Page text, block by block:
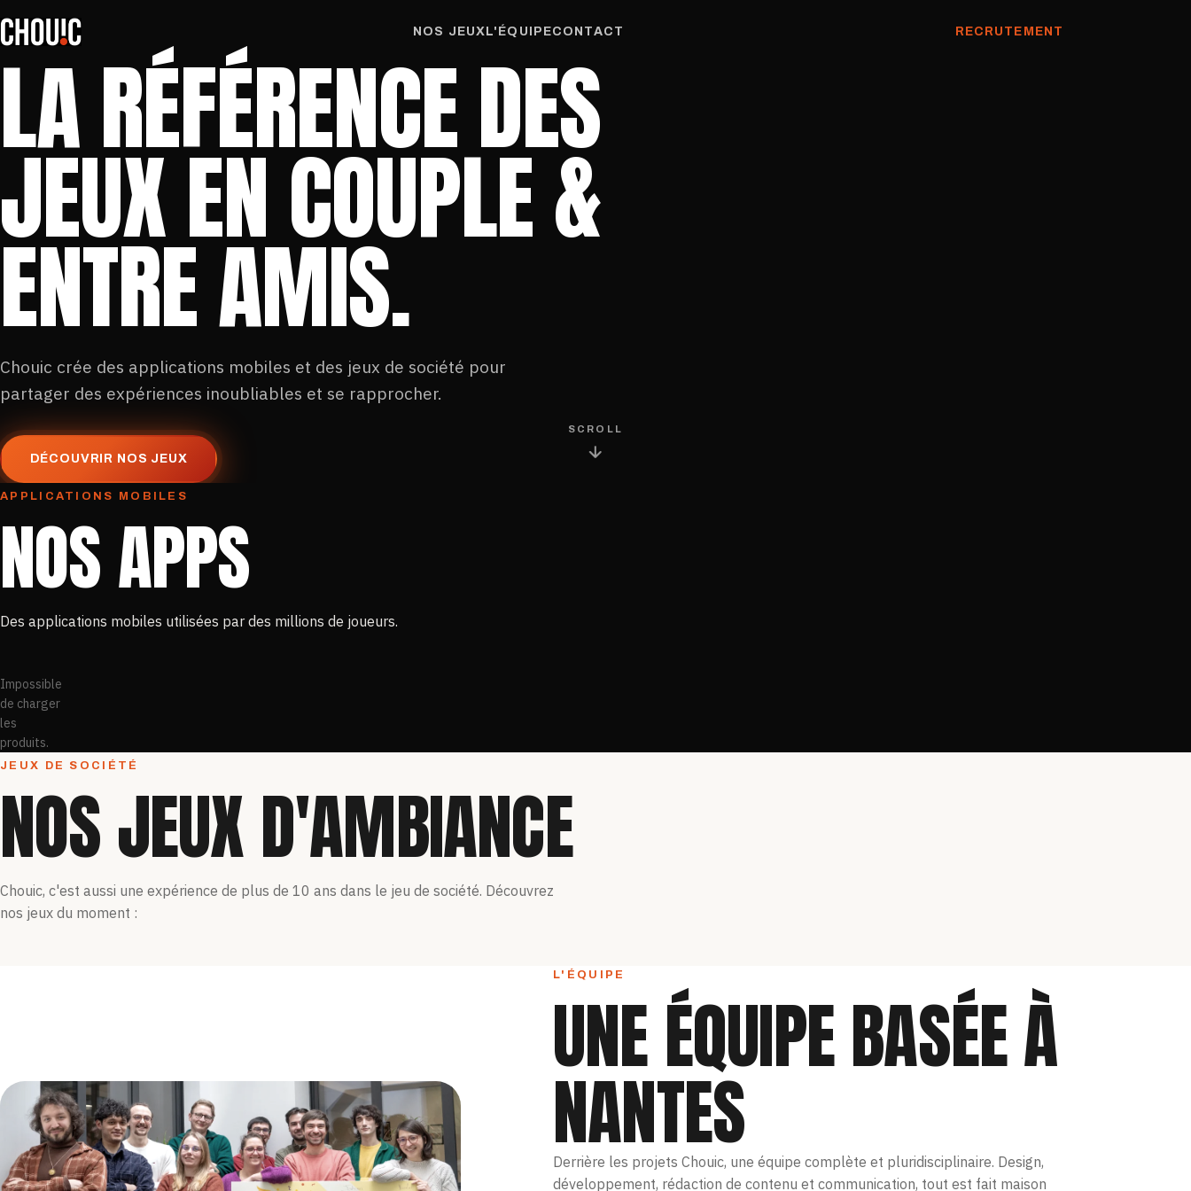
NOS JEUX L'ÉQUIPECONTACT RECRUTEMENT
LA RÉFÉRENCE DES
JEUX EN COUPLE &
ENTRE AMIS.
Chouic crée des applications mobiles et des jeux de société pour
partager des expériences inoubliables et se rapprocher.
DÉCOUVRIR NOS JEUX
SCROLL
APPLICATIONS MOBILES
NOS APPS
Des applications mobiles utilisées par des millions de joueurs.
Impossible
de charger
les
produits.
JEUX DE SOCIÉTÉ
NOS JEUX D'AMBIANCE
Chouic, c'est aussi une expérience de plus de 10 ans dans le jeu de société. Découvrez
nos jeux du moment :
L'ÉQUIPE
UNE ÉQUIPE BASÉE À
NANTES
Derrière les projets Chouic, une équipe complète et pluridisciplinaire. Design,
développement, rédaction de contenu et communication, tout est fait maison